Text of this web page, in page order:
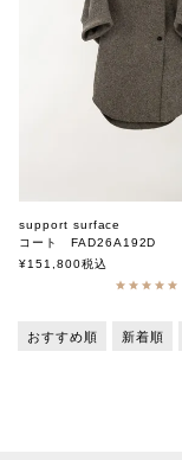
support surface
コート FAD26A192D
サポートサーフェス
¥151,800税込
おすすめ順 新着順